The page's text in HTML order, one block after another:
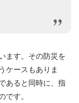
ます。その防災を
ケースもありま
あると同時に、指
す。